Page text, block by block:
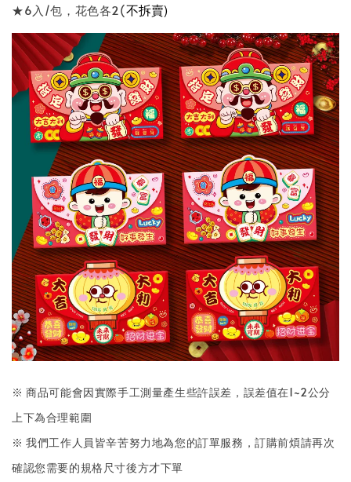
★6入/包，花色各2(不拆賣)
※ 商品可能會因實際手工測量產生些許誤差，誤差值在1~2公分
上下為合理範圍
※ 我們工作人員皆辛苦努力地為您的訂單服務，訂購前煩請再次
確認您需要的規格尺寸後方才下單